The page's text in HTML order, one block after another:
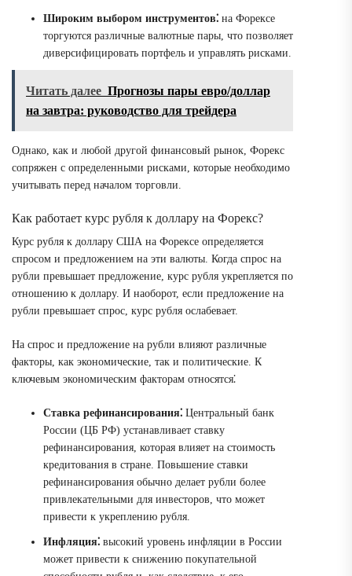
Широким выбором инструментов⁚ на Форексе
торгуются различные валютные пары, что позволяет
диверсифицировать портфель и управлять рисками.
Читать далее Прогнозы пары евро/доллар
на завтра: руководство для трейдера
Однако, как и любой другой финансовый рынок, Форекс
сопряжен с определенными рисками, которые необходимо
учитывать перед началом торговли.
Как работает курс рубля к доллару на Форекс?
Курс рубля к доллару США на Форексе определяется
спросом и предложением на эти валюты. Когда спрос на
рубли превышает предложение, курс рубля укрепляется по
отношению к доллару. И наоборот, если предложение на
рубли превышает спрос, курс рубля ослабевает.
На спрос и предложение на рубли влияют различные
факторы, как экономические, так и политические. К
ключевым экономическим факторам относятся⁚
Ставка рефинансирования⁚ Центральный банк
России (ЦБ РФ) устанавливает ставку
рефинансирования, которая влияет на стоимость
кредитования в стране. Повышение ставки
рефинансирования обычно делает рубли более
привлекательными для инвесторов, что может
привести к укреплению рубля.
Инфляция⁚ высокий уровень инфляции в России
может привести к снижению покупательной